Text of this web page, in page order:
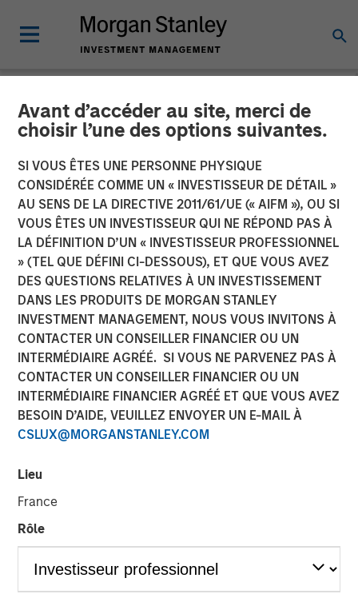
Avant d’accéder au site, merci de
choisir l’une des options suivantes.
SI VOUS ÊTES UNE PERSONNE PHYSIQUE
CONSIDÉRÉE COMME UN « INVESTISSEUR DE DÉTAIL »
AU SENS DE LA DIRECTIVE 2011/61/UE (« AIFM »), OU SI
VOUS ÊTES UN INVESTISSEUR QUI NE RÉPOND PAS À
LA DÉFINITION D’UN « INVESTISSEUR PROFESSIONNEL
» (TEL QUE DÉFINI CI-DESSOUS), ET QUE VOUS AVEZ
DES QUESTIONS RELATIVES À UN INVESTISSEMENT
DANS LES PRODUITS DE MORGAN STANLEY
INVESTMENT MANAGEMENT, NOUS VOUS INVITONS À
CONTACTER UN CONSEILLER FINANCIER OU UN
INTERMÉDIAIRE AGRÉÉ. SI VOUS NE PARVENEZ PAS À
CONTACTER UN CONSEILLER FINANCIER OU UN
INTERMÉDIAIRE FINANCIER AGRÉÉ ET QUE VOUS AVEZ
BESOIN D’AIDE, VEUILLEZ ENVOYER UN E-MAIL À
CSLUX@MORGANSTANLEY.COM
Lieu
France
Rôle
NEWSROOM
Swander Pace Capital
Announces First
Continuation Fund with
Captek Softgel
International. Inc. in
Partnership with Morgan
Stanley and Rabo
Investments
17 AOÛT 2022
SAN FRANCISCO & BEDMINSTER, N.J - August 17, 2022
06:30 AM
Swander Pace Capital (“SPC”), a leading private equity